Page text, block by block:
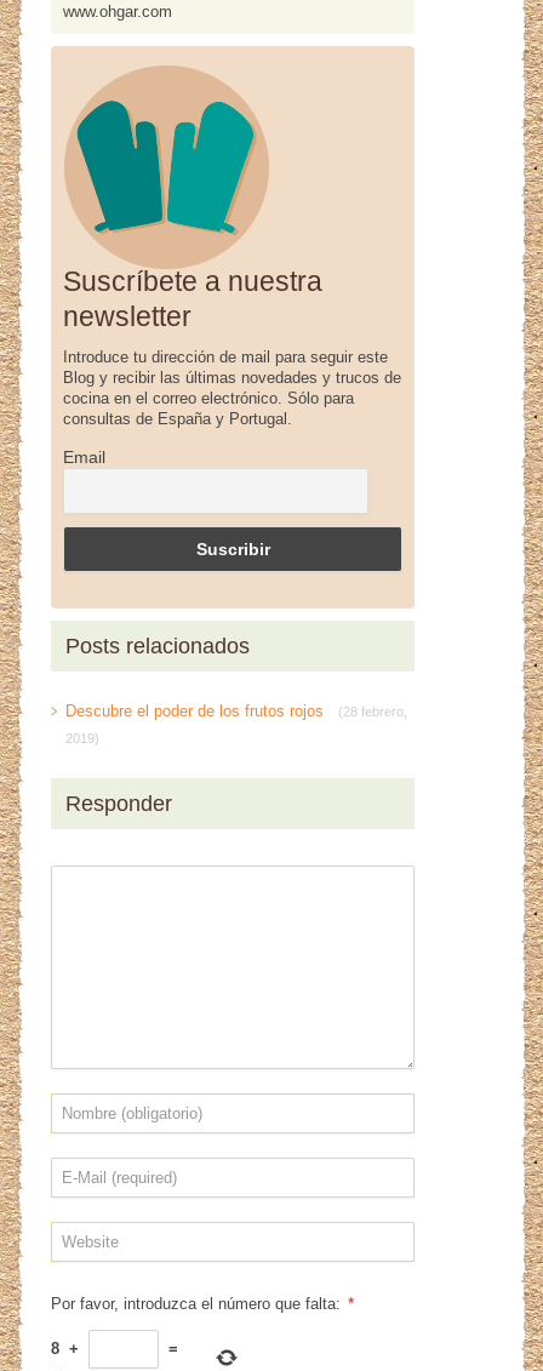
www.ohgar.com
Suscríbete a nuestra
newsletter
Introduce tu dirección de mail para seguir este
Blog y recibir las últimas novedades y trucos de
cocina en el correo electrónico. Sólo para
consultas de España y Portugal.
Email
Posts relacionados
Descubre el poder de los frutos rojos
(28 febrero,
2019)
Responder
Por favor, introduzca el número que falta: *
8 +
=